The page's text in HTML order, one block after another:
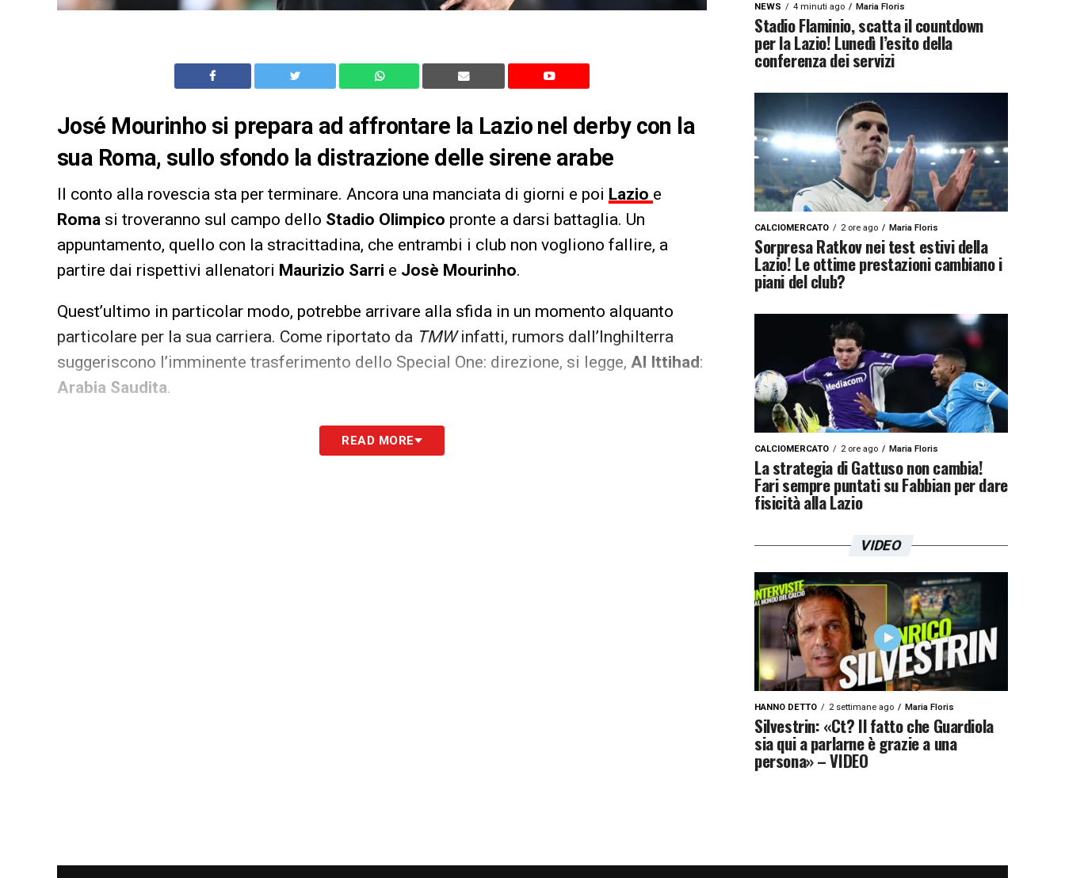
José Mourinho si prepara ad affrontare la Lazio nel derby con la
sua Roma, sullo sfondo la distrazione delle sirene arabe
Il conto alla rovescia sta per terminare. Ancora una manciata di giorni e poi Lazio e
Roma si troveranno sul campo dello Stadio Olimpico pronte a darsi battaglia. Un
appuntamento, quello con la stracittadina, che entrambi i club non vogliono fallire, a
partire dai rispettivi allenatori Maurizio Sarri e Josè Mourinho.
Quest’ultimo in particolar modo, potrebbe arrivare alla sfida in un momento alquanto
particolare per la sua carriera. Come riportato da TMWinfatti, rumors dall’Inghilterra
suggeriscono l’imminente trasferimento dello Special One: direzione, si legge, Al Ittihad:
Arabia Saudita.
LA PLAYLIST DELLE NOSTRE TOP NEWSREAD MORE
NEWS 4 minuti ago Maria Floris
Stadio Flaminio, scatta il countdown
per la Lazio! Lunedì l’esito della
conferenza dei servizi
CALCIOMERCATO 2 ore ago Maria Floris
Sorpresa Ratkov nei test estivi della
Lazio! Le ottime prestazioni cambiano i
piani del club?
CALCIOMERCATO 2 ore ago Maria Floris
La strategia di Gattuso non cambia!
Fari sempre puntati su Fabbian per dare
fisicità alla Lazio
VIDEO
HANNO DETTO 2 settimane ago Maria Floris
Silvestrin: «Ct? Il fatto che Guardiola
sia qui a parlarne è grazie a una
persona» – VIDEO